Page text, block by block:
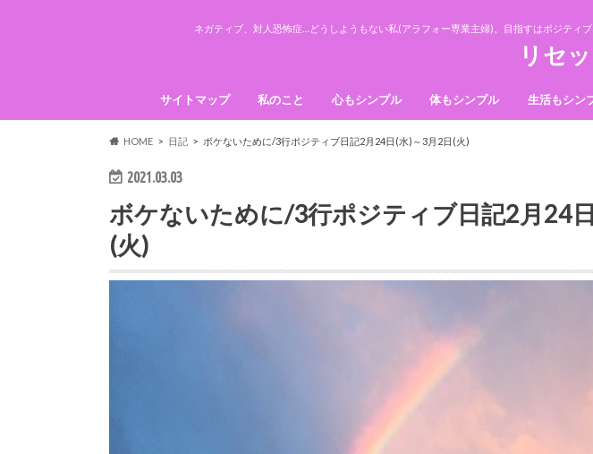
ネガティブ、対人恐怖症…どうしようもない私(アラフォー専業主婦)。目指すはポジティ
リセ
サイトマップ 私のこと 心もシンプル 体もシンプル 生活もシン
HOME 日記 ボケないために/3行ポジティブ日記2月24日(水)～3月2日(火)
2021.03.03
ボケないために/3行ポジティブ日記2月24
(火)